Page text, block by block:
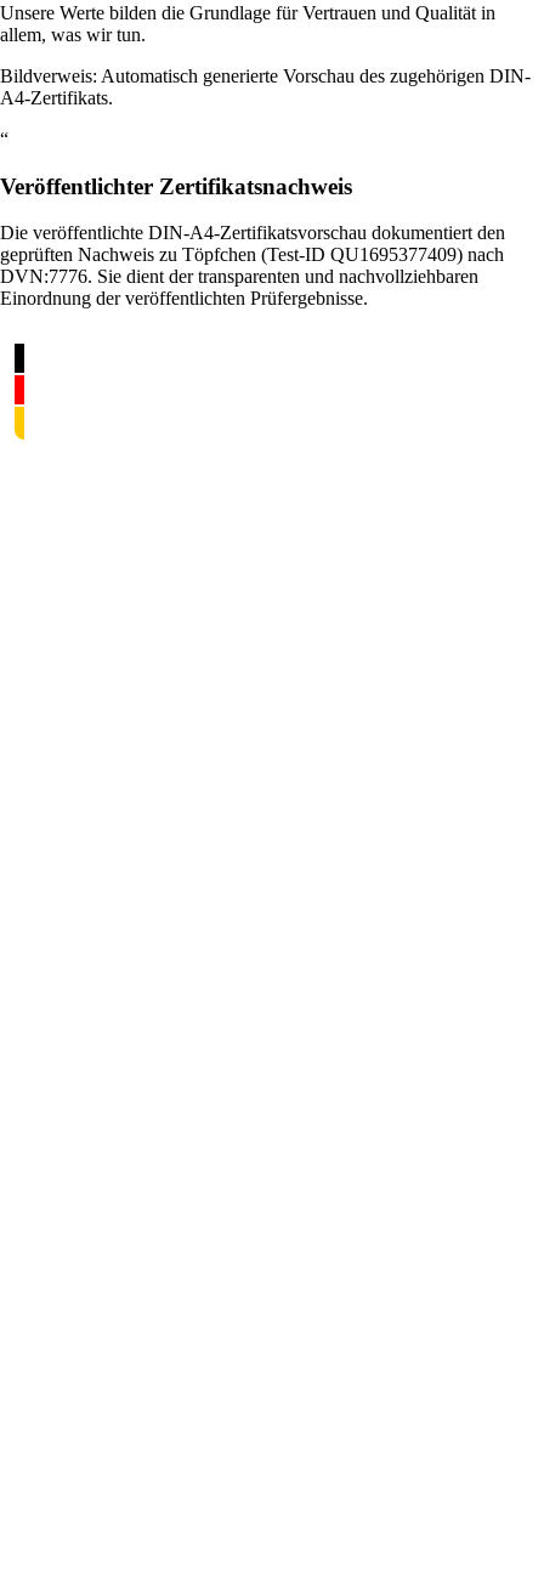
Unsere Werte bilden die Grundlage für Vertrauen und Qualität in
allem, was wir tun.
Bildverweis: Automatisch generierte Vorschau des zugehörigen DIN-
A4-Zertifikats.
“
Veröffentlichter Zertifikatsnachweis
Die veröffentlichte DIN-A4-Zertifikatsvorschau dokumentiert den
geprüften Nachweis zu Töpfchen (Test-ID QU1695377409) nach
DVN:7776. Sie dient der transparenten und nachvollziehbaren
Einordnung der veröffentlichten Prüfergebnisse.